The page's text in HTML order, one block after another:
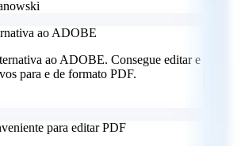
ao ADOBE
ao ADOBE. Consegue editar e
para e de formato PDF.
para editar PDF